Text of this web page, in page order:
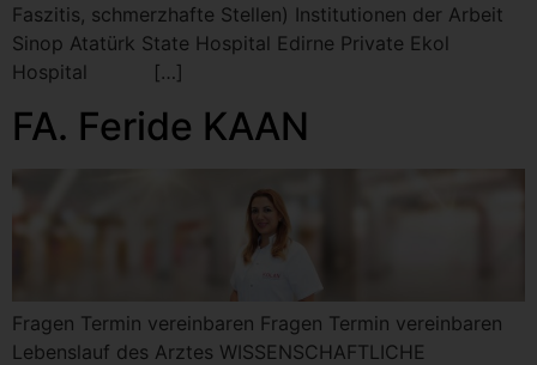
Faszitis, schmerzhafte Stellen) Institutionen der Arbeit
Sinop Atatürk State Hospital Edirne Private Ekol
Hospital […]
FA. Feride KAAN
Fragen Termin vereinbaren Fragen Termin vereinbaren
Lebenslauf des Arztes WISSENSCHAFTLICHE